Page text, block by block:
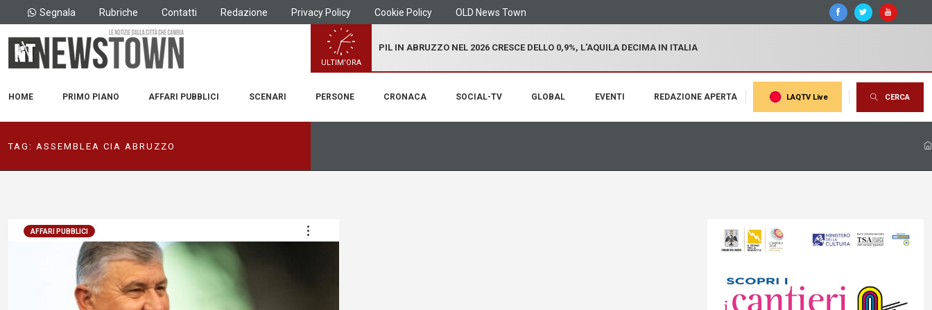
Segnala Rubriche Contatti Redazione Privacy Policy Cookie Policy OLD News Town
ULTIM'ORA
PIL IN ABRUZZO NEL 2026 CRESCE DELLO 0,9%, L'AQUILA DECIMA IN ITALIA
HOME PRIMO PIANO AFFARI PUBBLICI SCENARI PERSONE CRONACA SOCIAL-TV GLOBAL EVENTI REDAZIONE APERTA LAQTV Live CERCA
TAG: ASSEMBLEA CIA ABRUZZO
AFFARI PUBBLICI